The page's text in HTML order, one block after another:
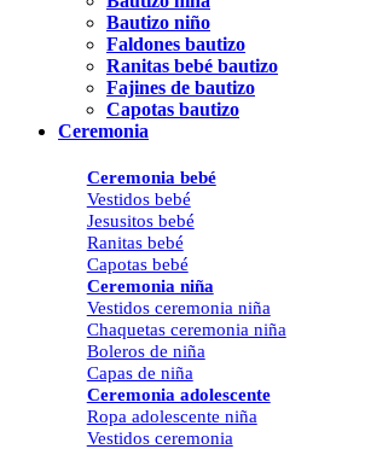
Bautizo niño
Faldones bautizo
Ranitas bebé bautizo
Fajines de bautizo
Capotas bautizo
Ceremonia
Ceremonia bebé
Vestidos bebé
Jesusitos bebé
Ranitas bebé
Capotas bebé
Ceremonia niña
Vestidos ceremonia niña
Chaquetas ceremonia niña
Boleros de niña
Capas de niña
Ceremonia adolescente
Ropa adolescente niña
Vestidos ceremonia